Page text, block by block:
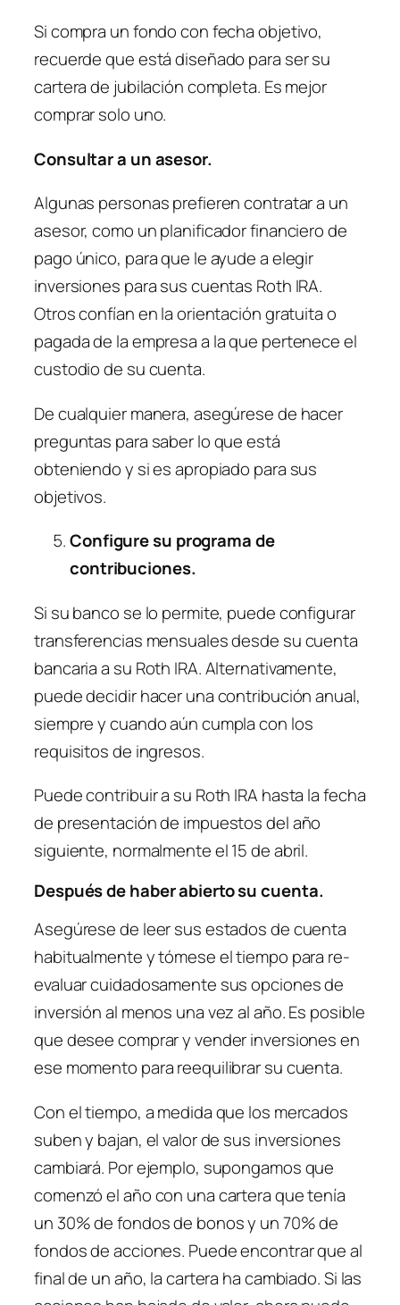
Si compra un fondo con fecha objetivo,
recuerde que está diseñado para ser su
cartera de jubilación completa. Es mejor
comprar solo uno.
Consultar a un asesor.
Algunas personas prefieren contratar a un
asesor, como un planificador financiero de
pago único, para que le ayude a elegir
inversiones para sus cuentas Roth IRA.
Otros confían en la orientación gratuita o
pagada de la empresa a la que pertenece el
custodio de su cuenta.
De cualquier manera, asegúrese de hacer
preguntas para saber lo que está
obteniendo y si es apropiado para sus
objetivos.
Configure su programa de
contribuciones.
Si su banco se lo permite, puede configurar
transferencias mensuales desde su cuenta
bancaria a su Roth IRA. Alternativamente,
puede decidir hacer una contribución anual,
siempre y cuando aún cumpla con los
requisitos de ingresos.
Puede contribuir a su Roth IRA hasta la fecha
de presentación de impuestos del año
siguiente, normalmente el 15 de abril.
Después de haber abierto su cuenta.
Asegúrese de leer sus estados de cuenta
habitualmente y tómese el tiempo para re-
evaluar cuidadosamente sus opciones de
inversión al menos una vez al año. Es posible
que desee comprar y vender inversiones en
ese momento para reequilibrar su cuenta.
Con el tiempo, a medida que los mercados
suben y bajan, el valor de sus inversiones
cambiará. Por ejemplo, supongamos que
comenzó el año con una cartera que tenía
un 30% de fondos de bonos y un 70% de
fondos de acciones. Puede encontrar que al
final de un año, la cartera ha cambiado. Si las